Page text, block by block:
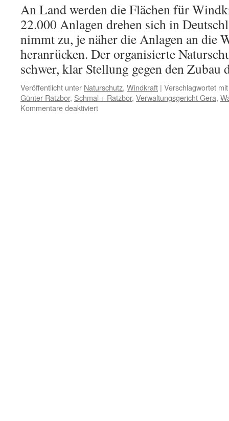
Dich
An Land werden die Flächen für
22.000 Anlagen drehen sich in
nimmt zu, je näher die Anlagen an die
heranrücken. Der organisierte
schwer, klar Stellung gegen den
Veröffentlicht unter Naturschutz, Windkraft | Verschlagwortet mit
Günter Ratzbor, Schmal + Ratzbor, Verwaltungsgericht Gera,
Kommentare deaktiviertfür